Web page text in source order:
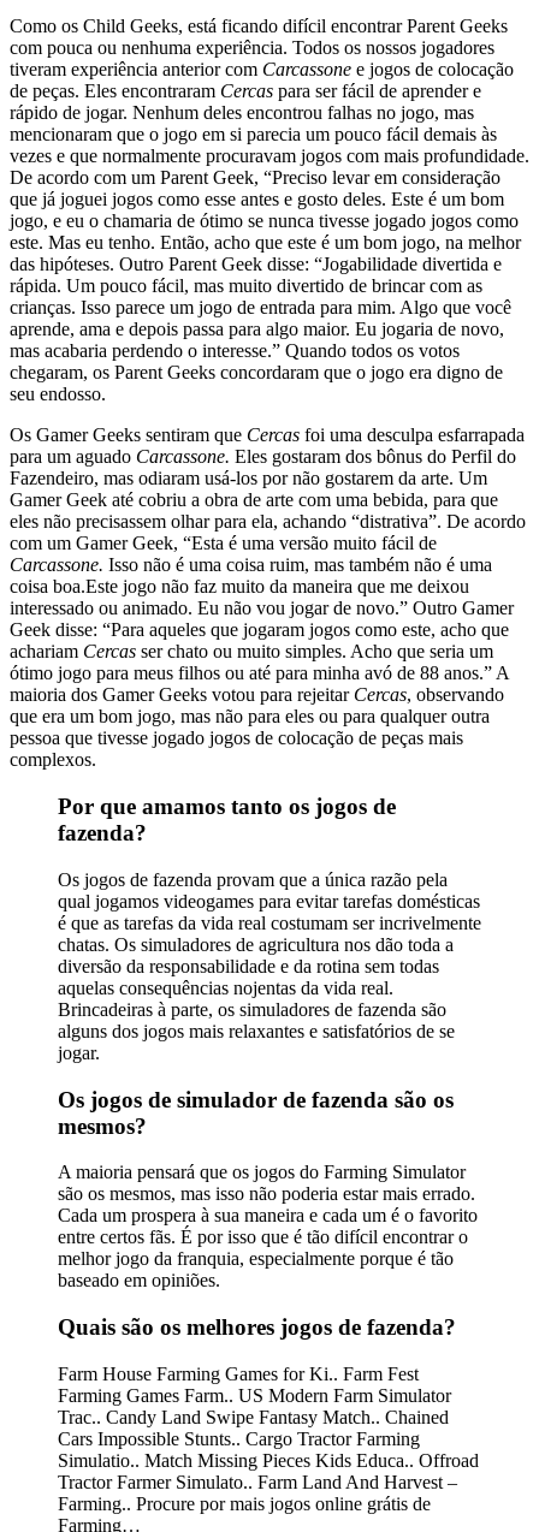
Como os Child Geeks, está ficando difícil encontrar Parent Geeks
com pouca ou nenhuma experiência. Todos os nossos jogadores
tiveram experiência anterior com Carcassone e jogos de colocação
de peças. Eles encontraram Cercas para ser fácil de aprender e
rápido de jogar. Nenhum deles encontrou falhas no jogo, mas
mencionaram que o jogo em si parecia um pouco fácil demais às
vezes e que normalmente procuravam jogos com mais profundidade.
De acordo com um Parent Geek, “Preciso levar em consideração
que já joguei jogos como esse antes e gosto deles. Este é um bom
jogo, e eu o chamaria de ótimo se nunca tivesse jogado jogos como
este. Mas eu tenho. Então, acho que este é um bom jogo, na melhor
das hipóteses. Outro Parent Geek disse: “Jogabilidade divertida e
rápida. Um pouco fácil, mas muito divertido de brincar com as
crianças. Isso parece um jogo de entrada para mim. Algo que você
aprende, ama e depois passa para algo maior. Eu jogaria de novo,
mas acabaria perdendo o interesse.” Quando todos os votos
chegaram, os Parent Geeks concordaram que o jogo era digno de
seu endosso.
Os Gamer Geeks sentiram que Cercas foi uma desculpa esfarrapada
para um aguado Carcassone. Eles gostaram dos bônus do Perfil do
Fazendeiro, mas odiaram usá-los por não gostarem da arte. Um
Gamer Geek até cobriu a obra de arte com uma bebida, para que
eles não precisassem olhar para ela, achando “distrativa”. De acordo
com um Gamer Geek, “Esta é uma versão muito fácil de
Carcassone. Isso não é uma coisa ruim, mas também não é uma
coisa boa.Este jogo não faz muito da maneira que me deixou
interessado ou animado. Eu não vou jogar de novo.” Outro Gamer
Geek disse: “Para aqueles que jogaram jogos como este, acho que
achariam Cercas ser chato ou muito simples. Acho que seria um
ótimo jogo para meus filhos ou até para minha avó de 88 anos.” A
maioria dos Gamer Geeks votou para rejeitar Cercas, observando
que era um bom jogo, mas não para eles ou para qualquer outra
pessoa que tivesse jogado jogos de colocação de peças mais
complexos.
Por que amamos tanto os jogos de
fazenda?
Os jogos de fazenda provam que a única razão pela
qual jogamos videogames para evitar tarefas domésticas
é que as tarefas da vida real costumam ser incrivelmente
chatas. Os simuladores de agricultura nos dão toda a
diversão da responsabilidade e da rotina sem todas
aquelas consequências nojentas da vida real.
Brincadeiras à parte, os simuladores de fazenda são
alguns dos jogos mais relaxantes e satisfatórios de se
jogar.
Os jogos de simulador de fazenda são os
mesmos?
A maioria pensará que os jogos do Farming Simulator
são os mesmos, mas isso não poderia estar mais errado.
Cada um prospera à sua maneira e cada um é o favorito
entre certos fãs. É por isso que é tão difícil encontrar o
melhor jogo da franquia, especialmente porque é tão
baseado em opiniões.
Quais são os melhores jogos de fazenda?
Farm House Farming Games for Ki.. Farm Fest
Farming Games Farm.. US Modern Farm Simulator
Trac.. Candy Land Swipe Fantasy Match.. Chained
Cars Impossible Stunts.. Cargo Tractor Farming
Simulatio.. Match Missing Pieces Kids Educa.. Offroad
Tractor Farmer Simulato.. Farm Land And Harvest –
Farming.. Procure por mais jogos online grátis de
Farming…